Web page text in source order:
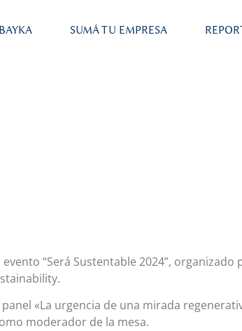
SUMÁ TU EMPRESA
“Será Sustentable 2024”, organizado
«La urgencia de una mirada
moderador de la mesa.